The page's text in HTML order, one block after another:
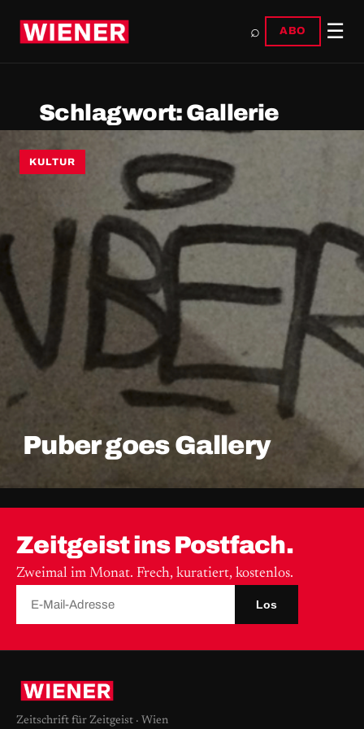
⌕ ABO ☰
Schlagwort:Gallerie
KULTUR
Puber goes Gallery
Zeitgeist ins Postfach.
Zweimal im Monat. Frech, kuratiert, kostenlos.
Los
Zeitschrift für Zeitgeist · Wien